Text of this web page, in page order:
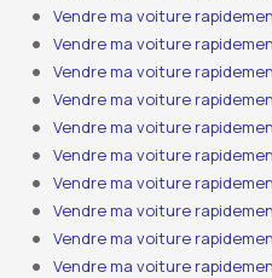
Vendre ma voiture
Vendre ma voiture
Vendre ma voiture
Vendre ma voiture
Vendre ma voiture
Vendre ma voiture
Vendre ma voiture
Vendre ma voiture
Vendre ma voiture
Vendre ma voiture